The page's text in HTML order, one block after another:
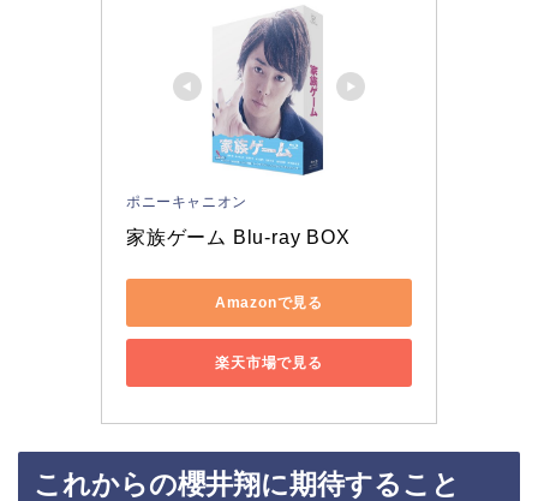
ポニーキャニオン
家族ゲーム Blu-ray BOX
Amazonで見る
楽天市場で見る
これからの櫻井翔に期待すること